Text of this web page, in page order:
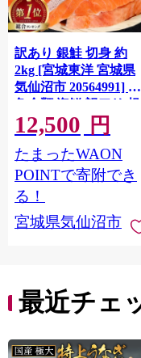
訳あり 銀鮭 切身 約
2kg [宮城東洋 宮城県
気仙沼市 20564991] 鮭
魚介類 海鮮 訳アリ 規
格外 不揃い さけ サケ
鮭切身 シャケ 切り身
冷凍 家庭用 おかず 弁
当 支援 サーモン 銀鮭
切り身 魚 わけあり
12,500 円
たまったWAON
POINTで寄附でき
る！
宮城県気仙沼市
最近チェ